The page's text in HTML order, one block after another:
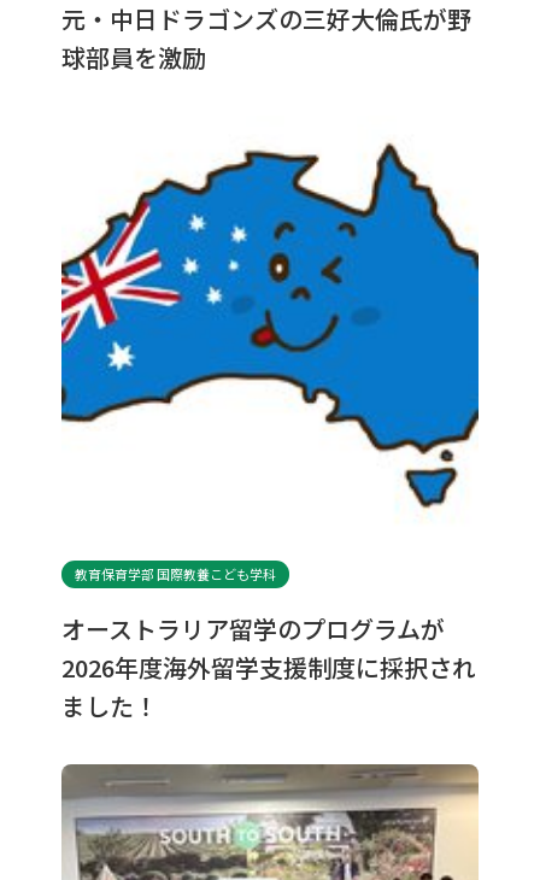
元・中日ドラゴンズの三好大倫氏が野
球部員を激励
教育保育学部 国際教養こども学科
オーストラリア留学のプログラムが
2026年度海外留学支援制度に採択され
ました！